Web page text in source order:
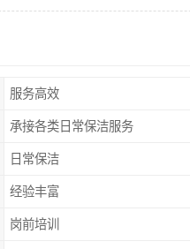
服务高效
承接各类日常保洁服务
日常保洁
经验丰富
岗前培训